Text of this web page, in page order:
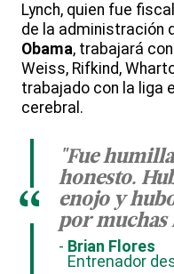
Lynch, quien fue
de la administración
Obama, trabajará
Weiss, Rifkind,
trabajado con la liga
cerebral.
"Fue
honesto.
enojo y
por muchas
Brian Flores
Entrenador
“